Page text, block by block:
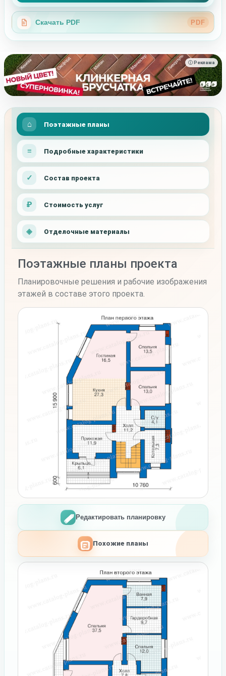
Скачать PDF PDF
ⓘ Реклама
Поэтажные планы
Подробные характеристики
Состав проекта
Стоимость услуг
Отделочные материалы
Поэтажные планы проекта
Планировочные решения и рабочие изображения
этажей в составе этого проекта.
Редактировать планировку
Похожие планы